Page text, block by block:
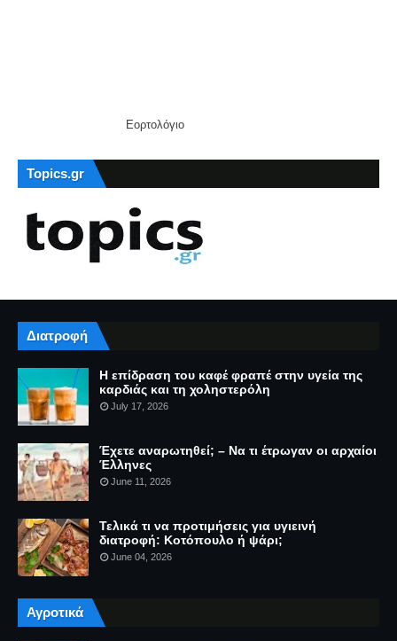
Εορτολόγιο
Topics.gr
Διατροφή
Η επίδραση του καφέ φραπέ στην υγεία της
καρδιάς και τη χοληστερόλη
July 17, 2026
Έχετε αναρωτηθεί; – Να τι έτρωγαν οι αρχαίοι
Έλληνες
June 11, 2026
Τελικά τι να προτιμήσεις για υγιεινή
διατροφή: Κοτόπουλο ή ψάρι;
June 04, 2026
Αγροτικά